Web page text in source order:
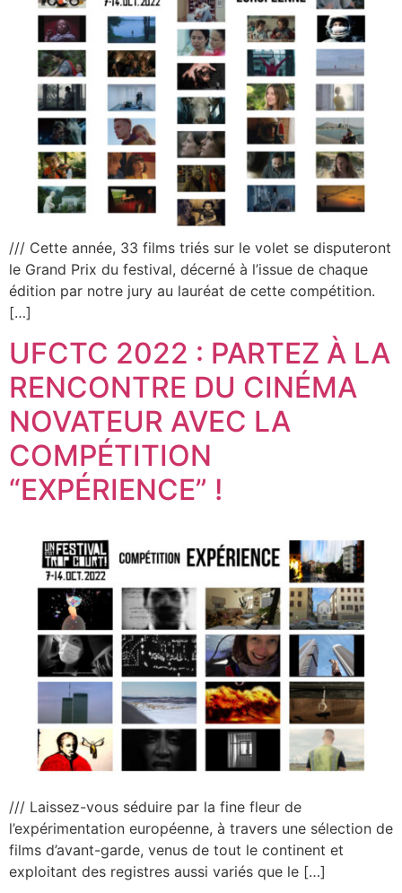
/// Cette année, 33 films triés sur le volet se disputeront
le Grand Prix du festival, décerné à l’issue de chaque
édition par notre jury au lauréat de cette compétition.
[…]
UFCTC 2022 : PARTEZ À LA
RENCONTRE DU CINÉMA
NOVATEUR AVEC LA
COMPÉTITION
“EXPÉRIENCE” !
/// Laissez-vous séduire par la fine fleur de
l’expérimentation européenne, à travers une sélection de
films d’avant-garde, venus de tout le continent et
exploitant des registres aussi variés que le […]